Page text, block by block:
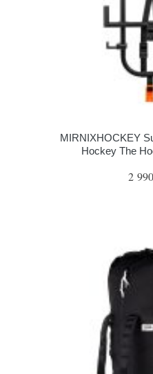
MIRNIXHOCKEY
Hockey The
2